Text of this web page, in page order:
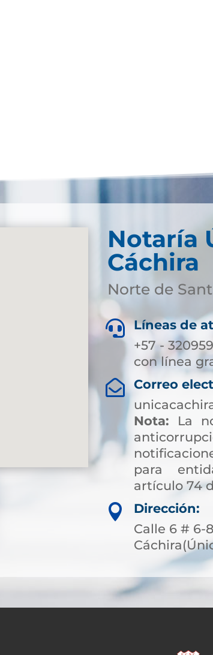
Notaría
Cáchira
Norte de
 Líneas de
+57 -
con línea

Correo
Nota: La
para
artículo 74

Dirección:
Calle 6 # 6-